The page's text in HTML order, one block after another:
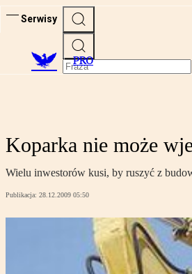
Serwisy
PRO
Koparka nie może
Wielu inwestorów kusi, by ruszyć z
Publikacja: 28.12.2009 05:50